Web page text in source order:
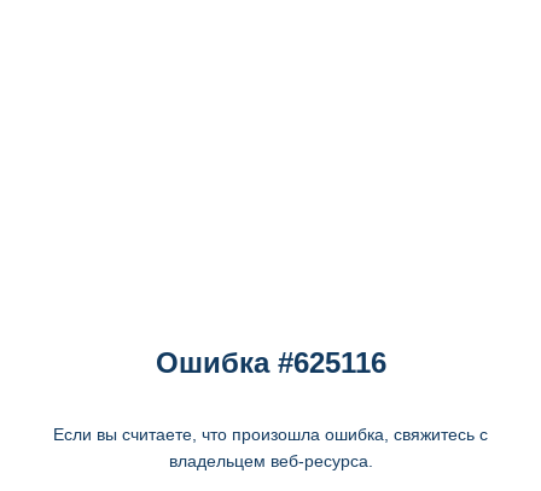
Ошибка #625116
Если вы считаете, что произошла ошибка, свяжитесь с
владельцем веб-ресурса.